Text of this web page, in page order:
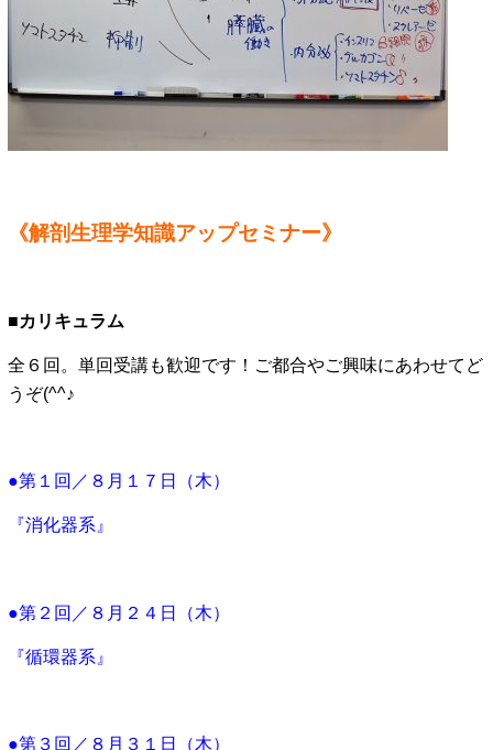
《解剖生理学知識アップセミナー》
■カリキュラム
全６回。単回受講も歓迎です！ご都合やご興味にあわせてど
うぞ(^^♪
●第１回／８月１７日（木）
『消化器系』
●第２回／８月２４日（木）
『循環器系』
●第３回／８月３１日（木）